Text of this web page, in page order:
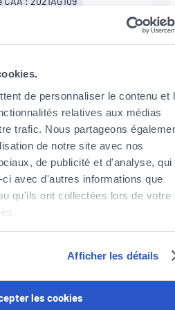
de personnaliser le contenu et
relatives aux médias
trafic. Nous partageons
de notre site avec nos
de publicité et d'analyse, qui
avec d'autres informations que
qu'ils ont collectées lors de votre
retirer votre consentement à tout
Afficher les détails
les cookies
+352
déductions fiscales dans le
d’assurances.